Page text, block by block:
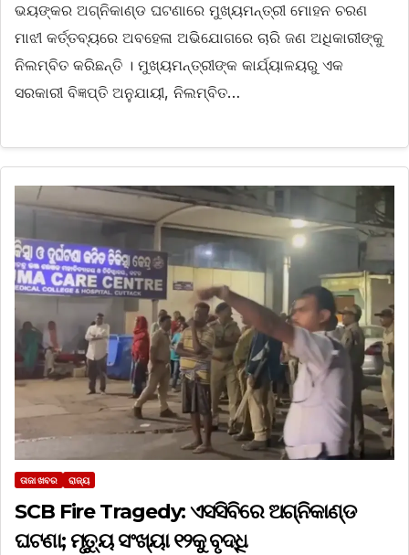
ଭୟଙ୍କର ଅଗ୍ନିକାଣ୍ଡ ଘଟଣାରେ ମୁଖ୍ୟମନ୍ତ୍ରୀ ମୋହନ ଚରଣ
ମାଝୀ କର୍ତ୍ତବ୍ୟରେ ଅବହେଳା ଅଭିଯୋଗରେ ଚାରି ଜଣ ଅଧିକାରୀଙ୍କୁ
ନିଲମ୍ବିତ କରିଛନ୍ତି । ମୁଖ୍ୟମନ୍ତ୍ରୀଙ୍କ କାର୍ଯ୍ୟାଳୟରୁ ଏକ
ସରକାରୀ ବିଜ୍ଞପ୍ତି ଅନୁଯାୟୀ, ନିଲମ୍ବିତ…
ତାଜା ଖବର ରାଜ୍ୟ
SCB Fire Tragedy: ଏସସିବିରେ ଅଗ୍ନିକାଣ୍ଡ
ଘଟଣା; ମୃତ୍ୟୁ ସଂଖ୍ୟା ୧୨କୁ ବୃଦ୍ଧି